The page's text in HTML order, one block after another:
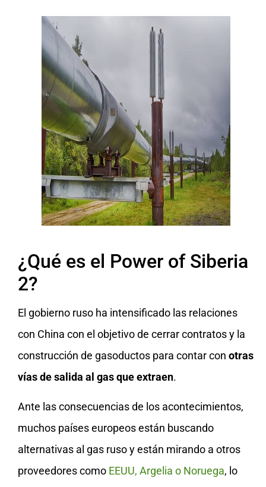
¿Qué es el Power of Siberia
2?
El gobierno ruso ha intensificado las relaciones
con China con el objetivo de cerrar contratos y la
construcción de gasoductos para contar con otras
vías de salida al gas que extraen.
Ante las consecuencias de los acontecimientos,
muchos países europeos están buscando
alternativas al gas ruso y están mirando a otros
proveedores como EEUU, Argelia o Noruega, lo